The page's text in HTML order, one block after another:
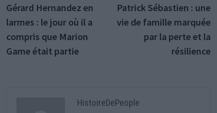
de
l’article
précédente :
Gérard Hernandez en
larmes : le jour où il a
compris que Marion
Game était partie
Patrick Sébastien : une
vie de famille marquée
par la perte et la
résilience
HistoireDePeople